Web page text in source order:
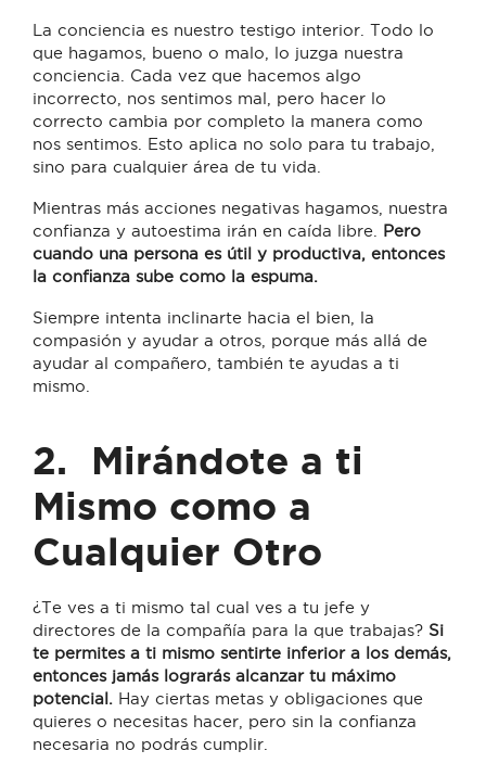
La conciencia es nuestro testigo interior. Todo lo
que hagamos, bueno o malo, lo juzga nuestra
conciencia. Cada vez que hacemos algo
incorrecto, nos sentimos mal, pero hacer lo
correcto cambia por completo la manera como
nos sentimos. Esto aplica no solo para tu trabajo,
sino para cualquier área de tu vida.
Mientras más acciones negativas hagamos, nuestra
confianza y autoestima irán en caída libre. Pero
cuando una persona es útil y productiva, entonces
la confianza sube como la espuma.
Siempre intenta inclinarte hacia el bien, la
compasión y ayudar a otros, porque más allá de
ayudar al compañero, también te ayudas a ti
mismo.
2.
Mirándote a ti
Mismo como a
Cualquier Otro
¿Te ves a ti mismo tal cual ves a tu jefe y
directores de la compañía para la que trabajas? Si
te permites a ti mismo sentirte inferior a los demás,
entonces jamás lograrás alcanzar tu máximo
potencial. Hay ciertas metas y obligaciones que
quieres o necesitas hacer, pero sin la confianza
necesaria no podrás cumplir.